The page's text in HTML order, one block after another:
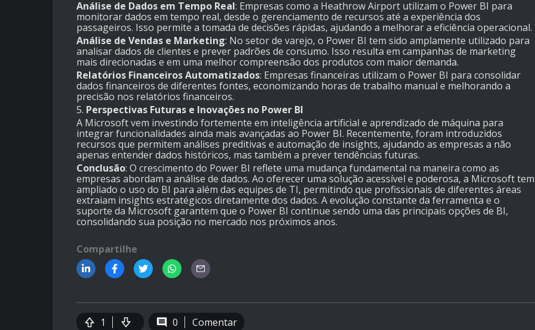
Análise de Dados em Tempo Real: Empresas como a Heathrow Airport utilizam o Power BI para
monitorar dados em tempo real, desde o gerenciamento de recursos até a experiência dos
passageiros. Isso permite a tomada de decisões rápidas, ajudando a melhorar a eficiência operacional.
Análise de Vendas e Marketing: No setor de varejo, o Power BI tem sido amplamente utilizado para
analisar dados de clientes e prever padrões de consumo. Isso resulta em campanhas de marketing
mais direcionadas e em uma melhor compreensão dos produtos com maior demanda.
Relatórios Financeiros Automatizados: Empresas financeiras utilizam o Power BI para consolidar
dados financeiros de diferentes fontes, economizando horas de trabalho manual e melhorando a
precisão nos relatórios financeiros.
5. Perspectivas Futuras e Inovações no Power BI
A Microsoft vem investindo fortemente em inteligência artificial e aprendizado de máquina para
integrar funcionalidades ainda mais avançadas ao Power BI. Recentemente, foram introduzidos
recursos que permitem análises preditivas e automação de insights, ajudando as empresas a não
apenas entender dados históricos, mas também a prever tendências futuras.
Conclusão: O crescimento do Power BI reflete uma mudança fundamental na maneira como as
empresas abordam a análise de dados. Ao oferecer uma solução acessível e poderosa, a Microsoft tem
ampliado o uso do BI para além das equipes de TI, permitindo que profissionais de diferentes áreas
extraiam insights estratégicos diretamente dos dados. A evolução constante da ferramenta e o
suporte da Microsoft garantem que o Power BI continue sendo uma das principais opções de BI,
consolidando sua posição no mercado nos próximos anos.
Compartilhe
1 0 Comentar